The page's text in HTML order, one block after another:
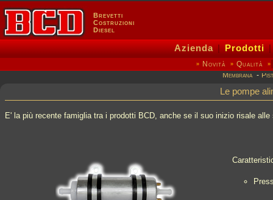
Brevetti
Costruzioni
Diesel
Azienda|Prodotti
» Novità » Qualità »
Membrana -
Le pompe
E' la più recente famiglia tra i prodotti BCD, anche se il suo inizio risale